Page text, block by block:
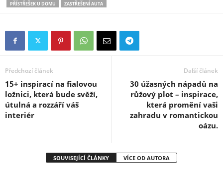
PŘÍSTŘEŠEK U DOMU
ZASTŘEŠENÍ AUTA
Předchozí článek
15+ inspirací na fialovou
ložnici, která bude svěží,
útulná a rozzáří váš
interiér
Další článek
30 úžasných nápadů na
růžový plot – inspirace,
která promění vaši
zahradu v romantickou
oázu.
SOUVISEJÍCÍ ČLÁNKY VÍCE OD AUTORA